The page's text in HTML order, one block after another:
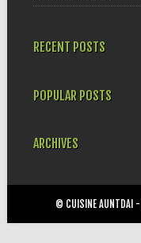
RECENT POSTS
POPULAR POSTS
ARCHIVES
© CUISINE AUNTDAI -